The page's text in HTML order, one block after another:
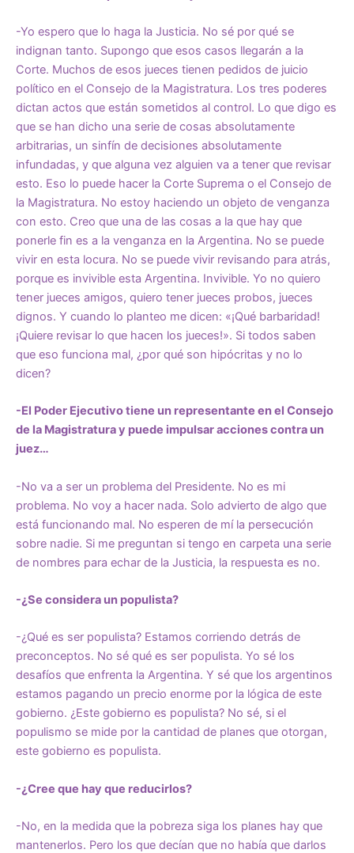
-Yo espero que lo haga la Justicia. No sé por qué se
indignan tanto. Supongo que esos casos llegarán a la
Corte. Muchos de esos jueces tienen pedidos de juicio
político en el Consejo de la Magistratura. Los tres poderes
dictan actos que están sometidos al control. Lo que digo es
que se han dicho una serie de cosas absolutamente
arbitrarias, un sinfín de decisiones absolutamente
infundadas, y que alguna vez alguien va a tener que revisar
esto. Eso lo puede hacer la Corte Suprema o el Consejo de
la Magistratura. No estoy haciendo un objeto de venganza
con esto. Creo que una de las cosas a la que hay que
ponerle fin es a la venganza en la Argentina. No se puede
vivir en esta locura. No se puede vivir revisando para atrás,
porque es invivible esta Argentina. Invivible. Yo no quiero
tener jueces amigos, quiero tener jueces probos, jueces
dignos. Y cuando lo planteo me dicen: «¡Qué barbaridad!
¡Quiere revisar lo que hacen los jueces!». Si todos saben
que eso funciona mal, ¿por qué son hipócritas y no lo
dicen?
-El Poder Ejecutivo tiene un representante en el Consejo
de la Magistratura y puede impulsar acciones contra un
juez…
-No va a ser un problema del Presidente. No es mi
problema. No voy a hacer nada. Solo advierto de algo que
está funcionando mal. No esperen de mí la persecución
sobre nadie. Si me preguntan si tengo en carpeta una serie
de nombres para echar de la Justicia, la respuesta es no.
-¿Se considera un populista?
-¿Qué es ser populista? Estamos corriendo detrás de
preconceptos. No sé qué es ser populista. Yo sé los
desafíos que enfrenta la Argentina. Y sé que los argentinos
estamos pagando un precio enorme por la lógica de este
gobierno. ¿Este gobierno es populista? No sé, si el
populismo se mide por la cantidad de planes que otorgan,
este gobierno es populista.
-¿Cree que hay que reducirlos?
-No, en la medida que la pobreza siga los planes hay que
mantenerlos. Pero los que decían que no había que darlos